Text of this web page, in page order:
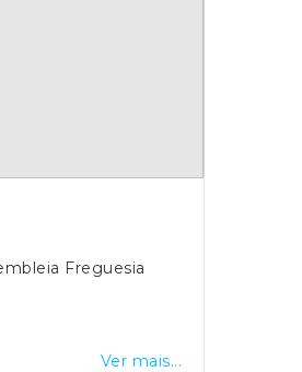
Freguesia
Ver mais...